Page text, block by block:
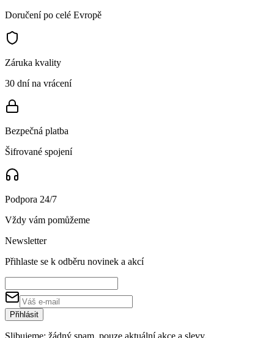
Doručení po celé Evropě
Záruka kvality
30 dní na vrácení
Bezpečná platba
Šifrované spojení
Podpora 24/7
Vždy vám pomůžeme
Newsletter
Přihlaste se k odběru novinek a akcí
Přihlásit
Slibujeme: žádný spam, pouze aktuální akce a slevy.